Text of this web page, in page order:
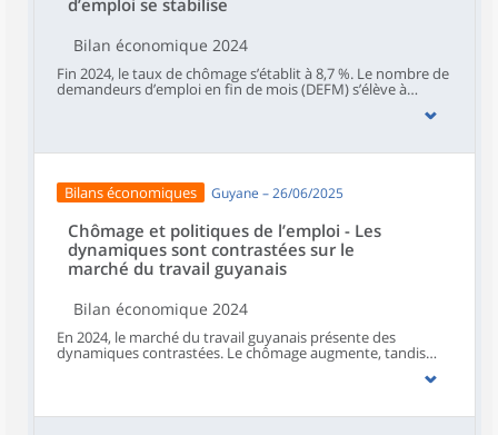
d’emploi se stabilise
Bilan économique 2024
Fin 2024, le taux de chômage s’établit à 8,7 %. Le nombre de
demandeurs d’emploi en fin de mois (DEFM) s’élève à
512 990 en fin d’année 2024 pour les catégories A, B, C soit
Bilans économiques Guyane – 26/06/2025
Chômage et politiques de l’emploi - Les
dynamiques sont contrastées sur le
marché du travail guyanais
Bilan économique 2024
En 2024, le marché du travail guyanais présente des
dynamiques contrastées. Le chômage augmente, tandis
que le halo du chômage diminue. Le nombre de
demandeurs d’emploi atteint un niveau record, suggérant
de l’emploi. Dans le même temps, les aides à l’emploi